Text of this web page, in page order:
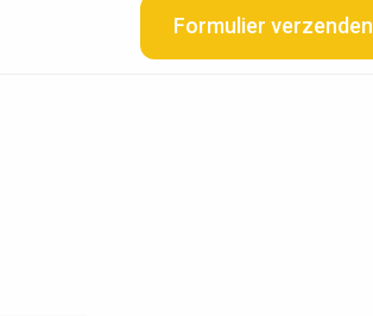
Formulier verzenden